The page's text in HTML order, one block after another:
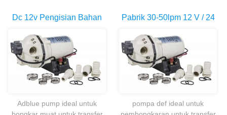
dan alkali.
Dc 12v Pengisian Bahan
Bakar Listrik Adblue Def
Diesel Knalpot Pompa
Fluida Untuk Dijual
Adblue pump ideal untuk
Pabrik 30-50lpm 12 V / 24
V Aliran Tinggi Pompa
Diafragma Listrik
pompa def ideal untuk